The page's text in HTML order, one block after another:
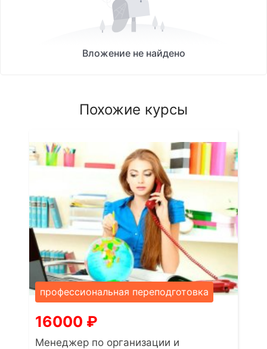
Вложение не найдено
Похожие курсы
профессиональная переподготовка
16000 ₽
Менеджер по организации и